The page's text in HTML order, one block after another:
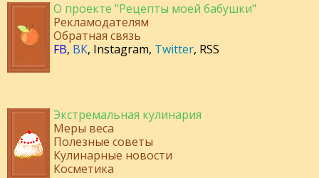
О проекте "Рецепты моей бабушки"
Рекламодателям
Обратная связь
FB, ВК, Instagram, Twitter, RSS
Экстремальная кулинария
Меры веса
Полезные советы
Кулинарные новости
Косметика